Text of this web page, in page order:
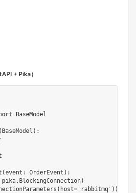
+ Pika）
BaseModel
( BaseModel ) :
(event : OrderEvent ) :
pika. BlockingConnection(
( host= 'rabbitmq' ) )